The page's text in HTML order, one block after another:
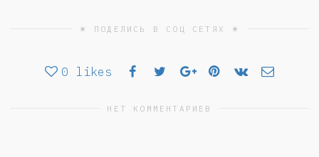
☀ ПОДЕЛИСЬ В СОЦ СЕТЯХ ☀
0 likes
НЕТ КОММЕНТАРИЕВ